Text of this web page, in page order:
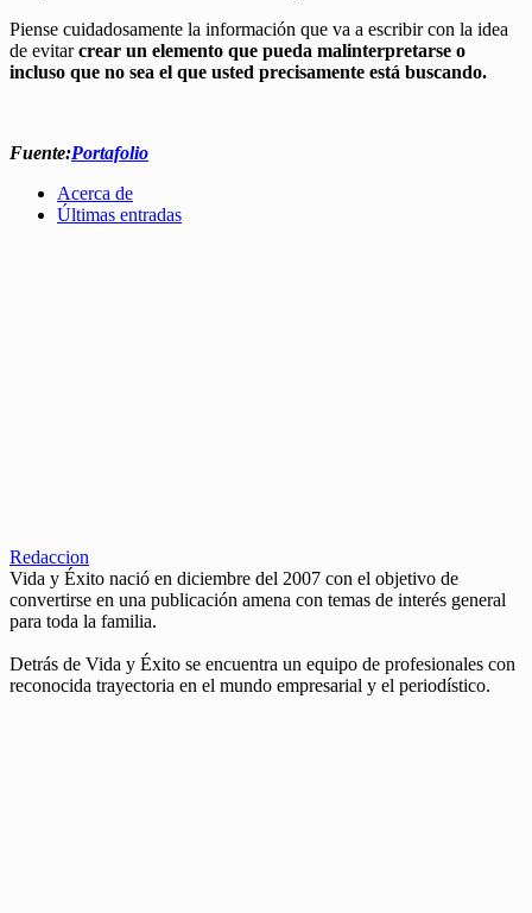
Piense cuidadosamente la información que va a escribir con la idea
de evitarcrear un elemento que pueda malinterpretarse o
incluso que no sea el que usted precisamente está buscando.
Fuente:Portafolio
Acerca de
Últimas entradas
Redaccion
Vida y Éxito nació en diciembre del 2007 con el objetivo de
convertirse en una publicación amena con temas de interés general
para toda la familia.
Detrás de Vida y Éxito se encuentra un equipo de profesionales con
reconocida trayectoria en el mundo empresarial y el periodístico.